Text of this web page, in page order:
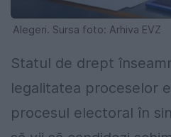
Alegeri. Sursa foto: Arhiva EVZ
Statul de drept
legalitatea proceselor
procesul electoral în